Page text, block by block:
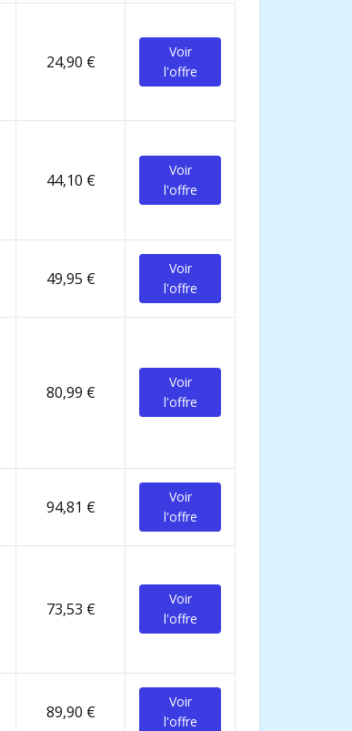
24,90 €
Voir
l'offre
44,10 €
Voir
l'offre
49,95 €
Voir
l'offre
80,99 €
Voir
l'offre
94,81 €
Voir
l'offre
73,53 €
Voir
l'offre
89,90 €
Voir
l'offre